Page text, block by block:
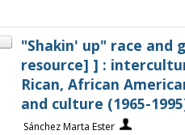
"Shakin' up" race and
resource] ] :
Rican, African
and culture (1965-
Sánchez Marta Ester